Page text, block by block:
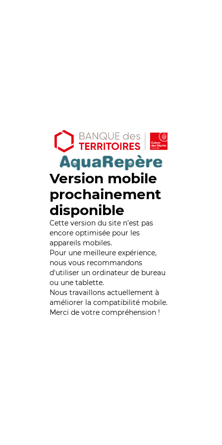
Version mobile
prochainement
disponible
Cette version du site n’est pas
encore optimisée pour les
appareils mobiles.
Pour une meilleure expérience,
nous vous recommandons
d'utiliser un ordinateur de bureau
ou une tablette.
Nous travaillons actuellement à
améliorer la compatibilité mobile.
Merci de votre compréhension !